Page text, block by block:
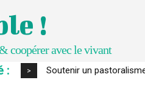
!
coopérer avec le vivant
: > S’inspirer de l’arbre